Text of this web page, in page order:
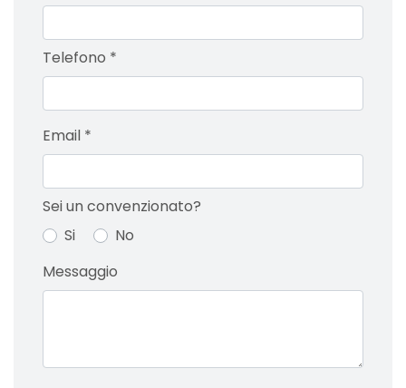
Telefono *
Email *
Sei un convenzionato?
Si
No
Messaggio